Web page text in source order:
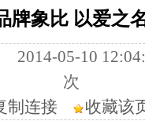
牌象比 以爱之
2014-05-10
次
制连接 收藏该